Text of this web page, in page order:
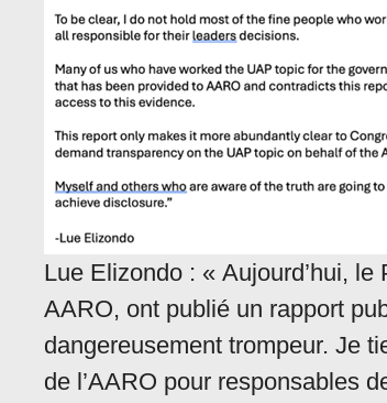
Lue Elizondo : « Aujourd’hui,
AARO, ont publié un rapport
dangereusement trompeur. Je
de l’AARO pour responsables